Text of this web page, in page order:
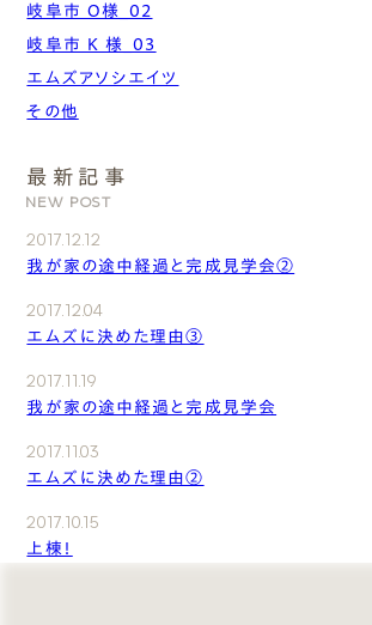
岐阜市 O様_02
岐阜市 K 様_03
エムズアソシエイツ
その他
最新記事
NEW POST
2017.12.12
我が家の途中経過と完成見学会②
2017.12.04
エムズに決めた理由③
2017.11.19
我が家の途中経過と完成見学会
2017.11.03
エムズに決めた理由②
2017.10.15
上棟！